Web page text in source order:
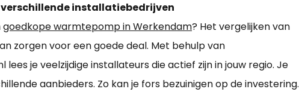
installatiebedrijven
goedkope warmtepomp in Werkendam? Het vergelijken van
zorgen voor een goede deal. Met behulp van
je veelzijdige installateurs die actief zijn in jouw regio. Je
aanbieders. Zo kan je fors bezuinigen op de investering.